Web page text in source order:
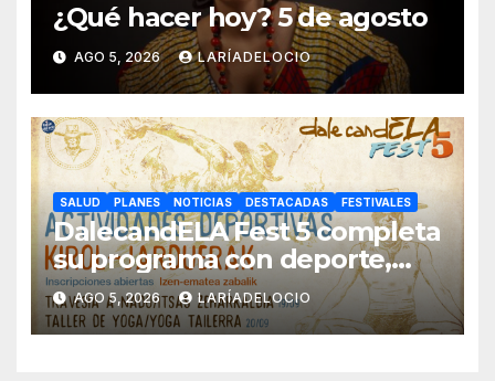
¿Qué hacer hoy? 5 de agosto
AGO 5, 2026 LARÍADELOCIO
SALUD PLANES NOTICIAS DESTACADAS FESTIVALES
DalecandELA Fest 5 completa
su programa con deporte,
medioambiente y tecnología
inclusiva
AGO 5, 2026 LARÍADELOCIO